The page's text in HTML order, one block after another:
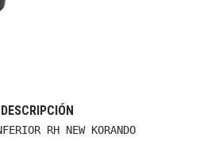
DESCRIPCIÓN
RH NEW KORANDO